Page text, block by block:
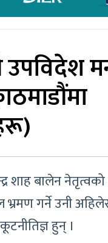
शाह बालेन
गर्ने उनी
हुन् ।